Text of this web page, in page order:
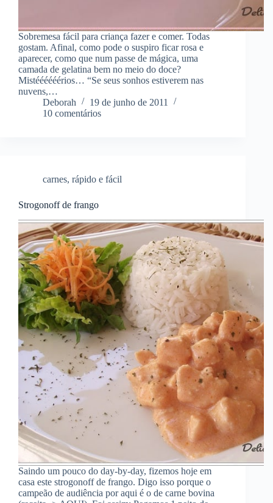
Sobremesa fácil para criança fazer e comer. Todas
gostam. Afinal, como pode o suspiro ficar rosa e
aparecer, como que num passe de mágica, uma
camada de gelatina bem no meio do doce?
Mistéééééérios… “Se seus sonhos estiverem nas
nuvens,…
Deborah
19 de junho de 2011
10 comentários
carnes, rápido e fácil
Strogonoff de frango
Saindo um pouco do day-by-day, fizemos hoje em
casa este strogonoff de frango. Digo isso porque o
campeão de audiência por aqui é o de carne bovina